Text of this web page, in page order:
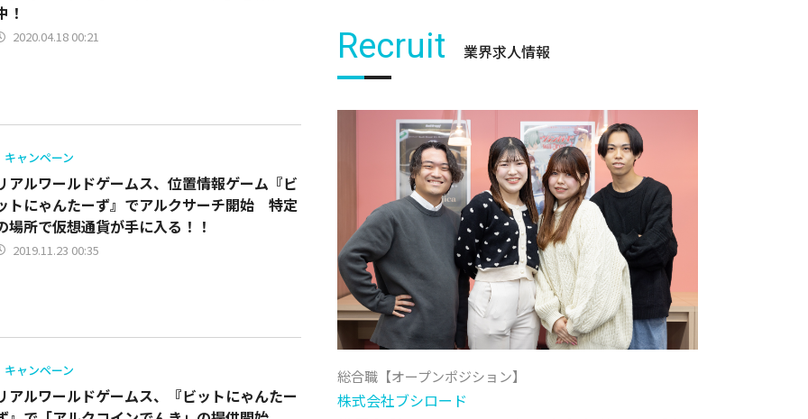
！
2020.04.18 00:21
キャンペーン
アルワールドゲームス、位置情報ゲーム『ビ
トにゃんたーず』でアルクサーチ開始 特定
場所で仮想通貨が手に入る！！
2019.11.23 00:35
キャンペーン
アルワールドゲームス、『ビットにゃんたー
Recruit 業界求人情報
総合職【オープンポジション】
株式会社ブシロード